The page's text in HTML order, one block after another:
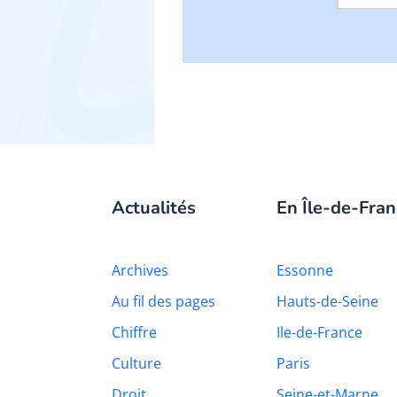
Actualités
Archives
Au fil des pages
Chiffre
Culture
En Île-de-
Essonne
Hauts-de-Seine
Ile-de-France
Paris